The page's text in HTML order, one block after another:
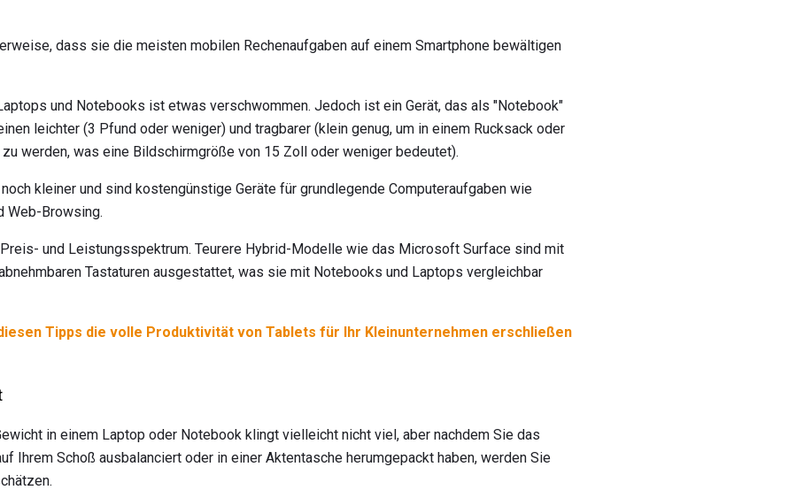
dass sie die meisten mobilen Rechenaufgaben auf einem Smartphone bewältigen
und Notebooks ist etwas verschwommen. Jedoch ist ein Gerät, das als "Notebook"
leichter (3 Pfund oder weniger) und tragbarer (klein genug, um in einem Rucksack oder
werden, was eine Bildschirmgröße von 15 Zoll oder weniger bedeutet).
kleiner und sind kostengünstige Geräte für grundlegende Computeraufgaben wie
Web-Browsing.
und Leistungsspektrum. Teurere Hybrid-Modelle wie das Microsoft Surface sind mit
Tastaturen ausgestattet, was sie mit Notebooks und Laptops vergleichbar
Tipps die volle Produktivität von Tablets für Ihr Kleinunternehmen erschließen
in einem Laptop oder Notebook klingt vielleicht nicht viel, aber nachdem Sie das
Ihrem Schoß ausbalanciert oder in einer Aktentasche herumgepackt haben, werden Sie